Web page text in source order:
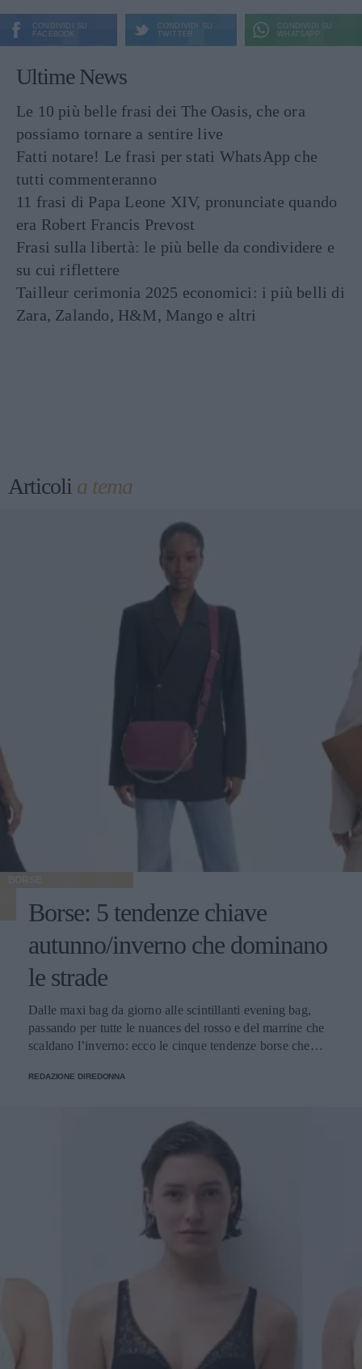
CONDIVIDI SU
FACEBOOK
CONDIVIDI SU
TWITTER
CONDIVIDI SU
WHATSAPP
Ultime News
Le 10 più belle frasi dei The Oasis, che ora
possiamo tornare a sentire live
Fatti notare! Le frasi per stati WhatsApp che
tutti commenteranno
11 frasi di Papa Leone XIV, pronunciate quando
era Robert Francis Prevost
Frasi sulla libertà: le più belle da condividere e
su cui riflettere
Tailleur cerimonia 2025 economici: i più belli di
Zara, Zalando, H&M, Mango e altri
Articoli a tema
BORSE
Borse: 5 tendenze chiave
autunno/inverno che dominano
le strade
Dalle maxi bag da giorno alle scintillanti evening bag,
passando per tutte le nuances del rosso e del marrine che
scaldano l’inverno: ecco le cinque tendenze borse che
REDAZIONE DIREDONNA